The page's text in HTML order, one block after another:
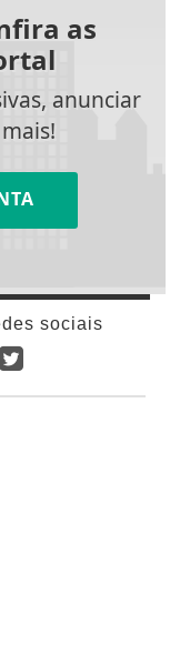
as
anunciar
sociais